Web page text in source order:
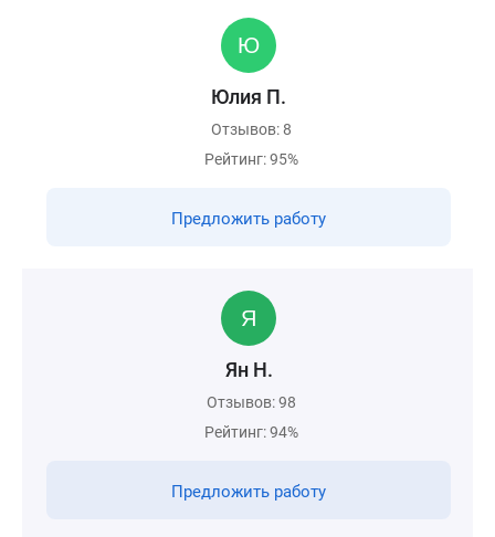
Юлия П.
Отзывов: 8
Рейтинг: 95%
Предложить работу
Ян Н.
Отзывов: 98
Рейтинг: 94%
Предложить работу